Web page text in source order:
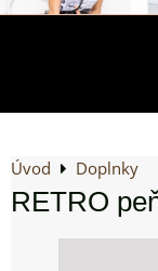
Úvod Doplnky
RETRO